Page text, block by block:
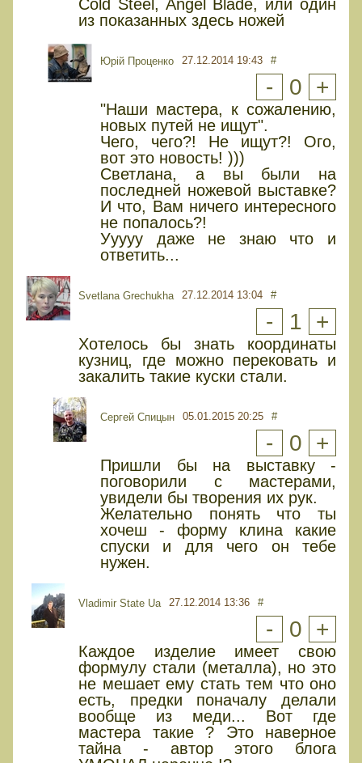
Cold Steel, Angel Blade, или один
из показанных здесь ножей
Юрiй Проценко 27.12.2014 19:43 #
- 0 +
"Наши мастера, к сожалению,
новых путей не ищут".
Чего, чего?! Не ищут?! Ого,
вот это новость! )))
Светлана, а вы были на
последней ножевой выставке?
И что, Вам ничего интересного
не попалось?!
Ууууу даже не знаю что и
ответить...
Svetlana Grechukha 27.12.2014 13:04 #
- 1 +
Хотелось бы знать координаты
кузниц, где можно перековать и
закалить такие куски стали.
Сергей Спицын 05.01.2015 20:25 #
- 0 +
Пришли бы на выставку -
поговорили с мастерами,
увидели бы творения их рук.
Желательно понять что ты
хочеш - форму клина какие
спуски и для чего он тебе
нужен.
Vladimir State Ua 27.12.2014 13:36 #
- 0 +
Каждое изделие имеет свою
формулу стали (металла), но это
не мешает ему стать тем что оно
есть, предки поначалу делали
вообще из меди... Вот где
мастера такие ? Это наверное
тайна - автор этого блога